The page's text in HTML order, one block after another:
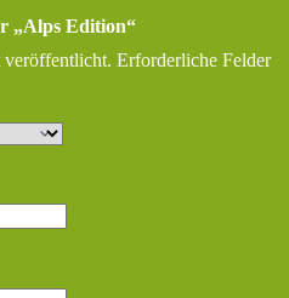
„Alps Edition“
Erforderliche Felder